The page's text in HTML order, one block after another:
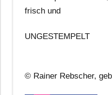
frisch und
UNGESTEMPELT
© Rainer Rebscher,